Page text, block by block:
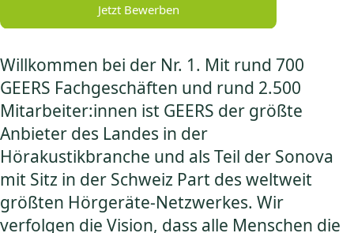
Jetzt Bewerben
Willkommen bei der Nr. 1. Mit rund 700
GEERS Fachgeschäften und rund 2.500
Mitarbeiter:innen ist GEERS der größte
Anbieter des Landes in der
Hörakustikbranche und als Teil der Sonova
mit Sitz in der Schweiz Part des weltweit
größten Hörgeräte-Netzwerkes. Wir
verfolgen die Vision, dass alle Menschen die